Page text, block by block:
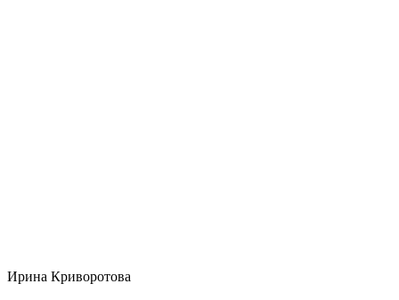
Ирина Криворотова